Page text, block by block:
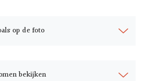
op de foto
bekijken